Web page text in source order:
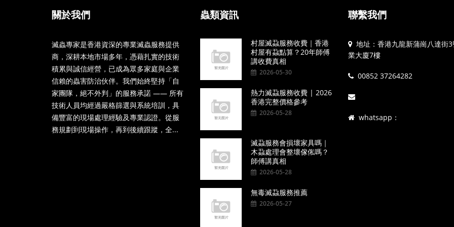
關於我們
滅蟲專家是香港資深的專業滅蟲服務提供
商，深耕本地市場多年，憑藉扎實的技術
積累與誠信經營，已成為眾多家庭與企業
信賴的蟲害防治伙伴。我們始終堅持「自
家團隊，絕不外判」的服務承諾 —— 所有
技術人員均經過嚴格篩選與系統培訓，具
備豐富的現場處理經驗及專業認證。從服
務規劃到現場操作，再到後續跟蹤，全...
蟲類資訊
村屋滅蝨服務收費｜香港
村屋有蝨點算？20年師傅
講收費真相
2026-05-30
熱力滅蝨服務收費 | 2026
香港完整價格參考
2026-05-28
滅蝨服務會損壞家具嗎｜
木蝨處理會整壞傢俬嗎？
師傅講真相
2026-05-28
無毒滅蝨服務推薦
2026-05-27
聯繫我們
地址：香港九龍新蒲崗八達街
業大廈7樓
00852 37264282
whatsapp：